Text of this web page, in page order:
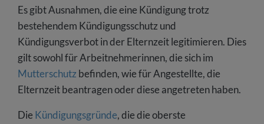
Es gibt Ausnahmen, die eine Kündigung trotz
bestehendem Kündigungsschutz und
Kündigungsverbot in der Elternzeit legitimieren. Dies
gilt sowohl für Arbeitnehmerinnen, die sich im
Mutterschutz befinden, wie für Angestellte, die
Elternzeit beantragen oder diese angetreten haben.
Die Kündigungsgründe, die die oberste